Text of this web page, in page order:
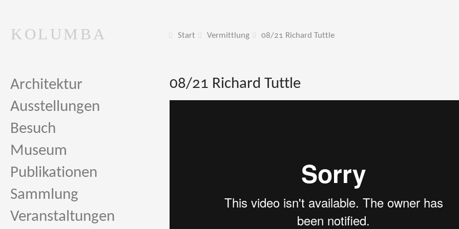
KOLUMBA Start Vermittlung 08/21 Richard Tuttle
Architektur
Ausstellungen
Besuch
Museum
Publikationen
Sammlung
Veranstaltungen
08/21 Richard Tuttle